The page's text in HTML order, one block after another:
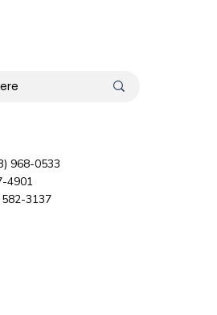
968-0533
4901
582-3137